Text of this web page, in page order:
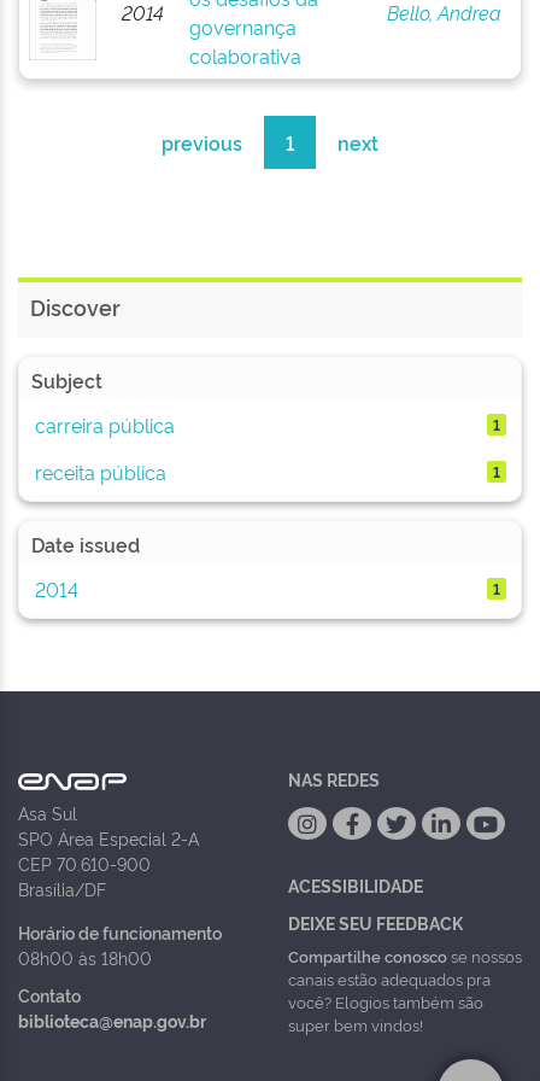
2014
governança
colaborativa
Bello, Andrea
previous 1 next
Discover
Subject
carreira pública
1
receita pública 1
Date issued
2014
1
Asa Sul
SPO Área Especial 2-A
CEP 70.610-900
Brasília/DF
Horário de funcionamento
08h00 às 18h00
Contato
biblioteca@enap.gov.br
NAS REDES
ACESSIBILIDADE
DEIXE SEU FEEDBACK
Compartilhe conoscose nossos
canais estão adequados pra
você? Elogios também são
super bem vindos!